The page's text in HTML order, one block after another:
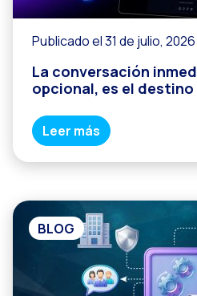
Publicado el 31 de julio, 2026
La conversación
opcional, es el
Leer más
BLOG